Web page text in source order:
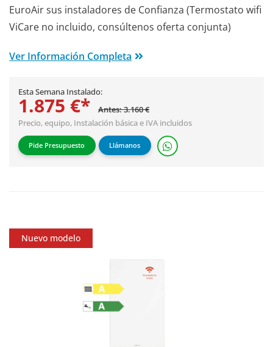
EuroAir sus instaladores de Confianza (Termostato wifi
ViCare no incluido, consúltenos oferta conjunta)
Ver Información Completa
Esta Semana Instalado:
1.875 €*
Antes: 3.160 €
Precio, equipo, Instalación básicae IVA incluidos
Pide Presupuesto Llámanos
Nuevo modelo